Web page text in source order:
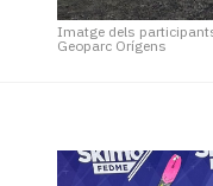
Imatge dels
Geoparc Orígens